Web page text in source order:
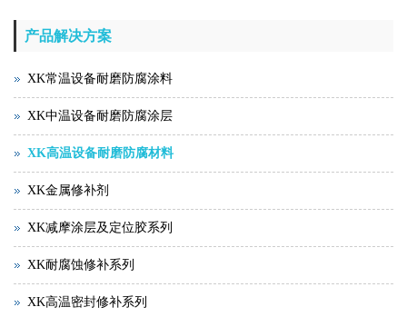
产品解决方案
XK常温设备耐磨防腐涂料
XK中温设备耐磨防腐涂层
XK高温设备耐磨防腐材料
XK金属修补剂
XK减摩涂层及定位胶系列
XK耐腐蚀修补系列
XK高温密封修补系列